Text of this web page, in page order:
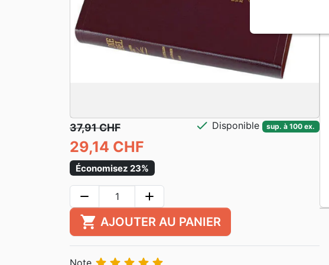
37,91 CHF
29,14 CHF
Économisez 23%
check Disponible sup. à 100 ex.
remove add
shopping_cart AJOUTER AU PANIER
Note